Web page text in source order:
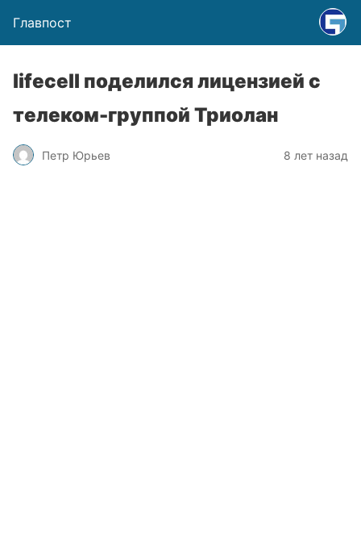
Главпост
lifecell поделился лицензией с
телеком-группой Триолан
Петр Юрьев 8 лет назад